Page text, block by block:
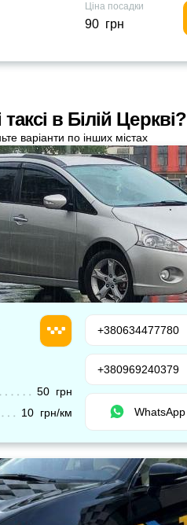
Ціна посадки
90 грн
в Білій Церкві?
варіанти по інших містах
50 грн
10 грн/км
+380634477780
+380969240379
WhatsApp